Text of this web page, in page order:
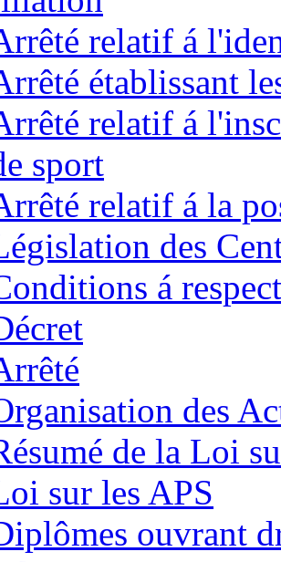
relatif á
établissant
relatif á
sport
relatif á la
des
á
des
de la Loi
sur les APS
ouvrant